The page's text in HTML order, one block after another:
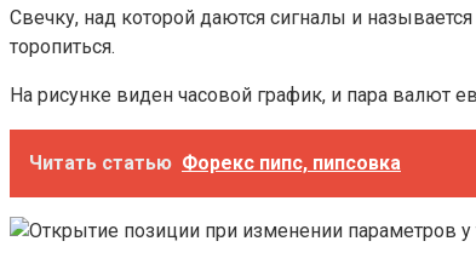
Свечку, над которой даются сигналы и
торопиться.
На рисунке виден часовой график, и пара валют
Читать статью Форекс пипс, пипсовка